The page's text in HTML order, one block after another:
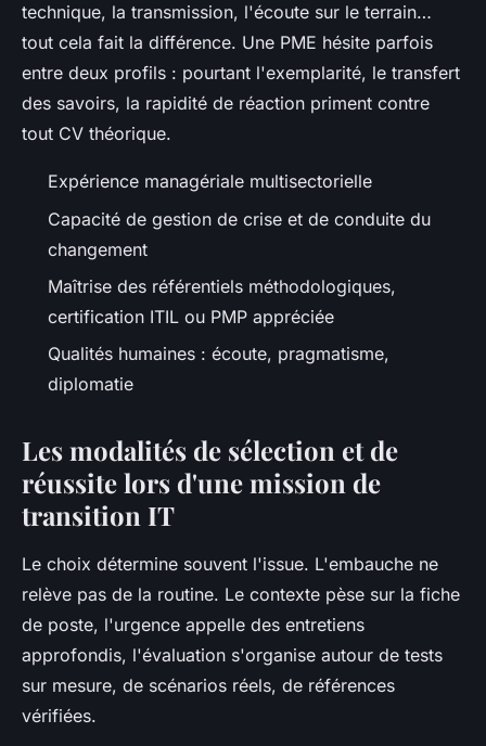
technique, la transmission, l'écoute sur le terrain…
tout cela fait la différence. Une PME hésite parfois
entre deux profils : pourtant l'exemplarité, le transfert
des savoirs, la rapidité de réaction priment contre
tout CV théorique.
Expérience managériale multisectorielle
Capacité de gestion de crise et de conduite du
changement
Maîtrise des référentiels méthodologiques,
certification ITIL ou PMP appréciée
Qualités humaines : écoute, pragmatisme,
diplomatie
Les modalités de sélection et de
réussite lors d'une mission de
transition IT
Le choix détermine souvent l'issue. L'embauche ne
relève pas de la routine. Le contexte pèse sur la fiche
de poste, l'urgence appelle des entretiens
approfondis, l'évaluation s'organise autour de tests
sur mesure, de scénarios réels, de références
vérifiées.